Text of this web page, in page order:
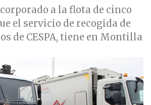
a la flota de cinco
el servicio de recogida de
de CESPA, tiene en Montilla